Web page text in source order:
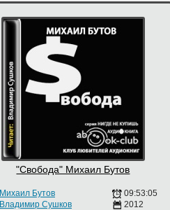
"Свобода" Михаил Бутов
Михаил Бутов
Владимир Сушков
09:53:05
2012